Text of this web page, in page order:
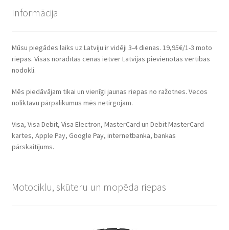
Informācija
Mūsu piegādes laiks uz Latviju ir vidēji 3-4 dienas. 19,95€/1-3 moto
riepas. Visas norādītās cenas ietver Latvijas pievienotās vērtības
nodokli.
Mēs piedāvājam tikai un vienīgi jaunas riepas no ražotnes. Vecos
noliktavu pārpalikumus mēs netirgojam.
Visa, Visa Debit, Visa Electron, MasterCard un Debit MasterCard
kartes, Apple Pay, Google Pay, internetbanka, bankas
pārskaitījums.
Motociklu, skūteru un mopēda riepas